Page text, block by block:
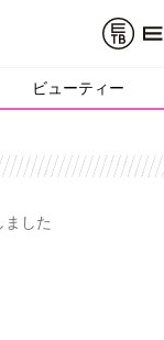
ビューティー
ました